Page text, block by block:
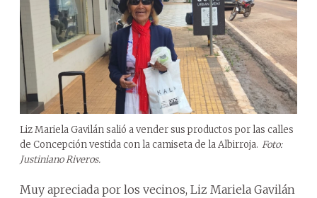
Liz Mariela Gavilán salió a vender sus productos por las calles
de Concepción vestida con la camiseta de la Albirroja. Foto:
Justiniano Riveros.
Muy apreciada por los vecinos, Liz Mariela Gavilán